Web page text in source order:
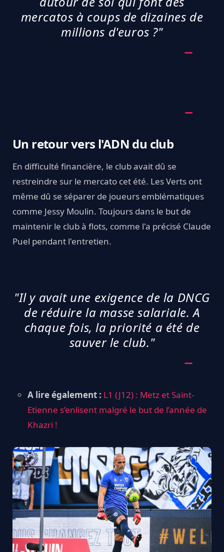
mercatos à coups de dizaines de
millions d'euros ?"
Un retour vers l'ADN du club
En difficulté financière, le club avait dû se
restreindre sur le mercato cet été. Les Verts ont
même dû se séparer de joueurs emblématiques
comme Jessy Moulin. Toujours dans le but de
maintenir le club à flots, comme l'a précisé Claude
Puel pendant l'entretien.
"Il y avait une exigence de la DNCG
de réduire la masse salariale. A
chaque fois, la priorité a été de
sauver le club."
A lire également : L1 (J12) : Metz et Saint-
Etienne s’enlisent malgré le but de l’année de
Khazri !